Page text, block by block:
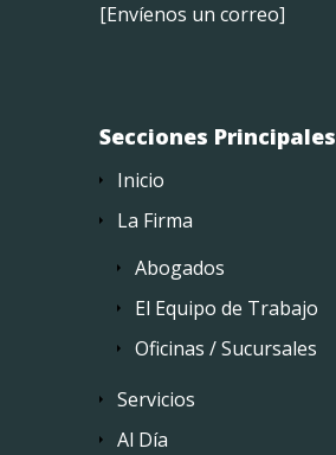
[Envíenos un correo]
Secciones Principales
Inicio
La Firma
Abogados
El Equipo de Trabajo
Oficinas / Sucursales
Servicios
Al Día